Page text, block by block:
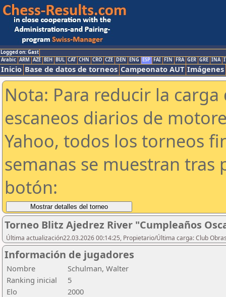
Logged on: Gast
Arabic ARM AZE BIH BUL CAT CHN CRO CZE DEN ENG ESP FAI FIN FRA GER GRE INA
Inicio Base de datos de torneos Campeonato AUT Imágenes
Nota: Para reducir la
escaneos diarios de
Yahoo, todos los torneos
semanas se muestran tras
botón:
Torneo Blitz Ajedrez River "Cumpleaños
Última actualización22.03.2026 00:14:25, Propietario/Última carga: Club
Información de jugadores
Nombre
Schulman, Walter
Ranking inicial
5
Elo
2000